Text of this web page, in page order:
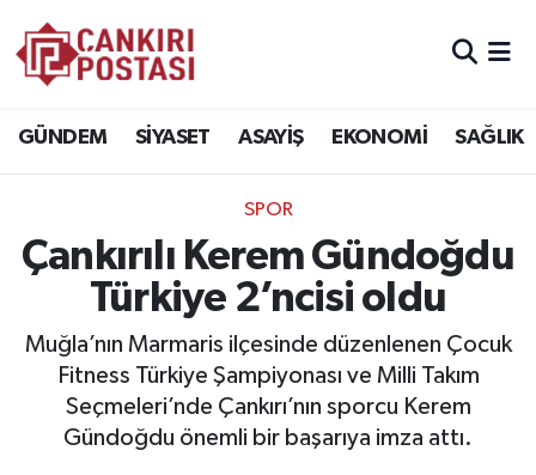
GÜNDEM SİYASET ASAYİŞ EKONOMİ SAĞLIK
SPOR
Çankırılı Kerem Gündoğdu
Türkiye 2’ncisi oldu
Muğla’nın Marmaris ilçesinde düzenlenen Çocuk
Fitness Türkiye Şampiyonası ve Milli Takım
Seçmeleri’nde Çankırı’nın sporcu Kerem
Gündoğdu önemli bir başarıya imza attı.
EKONOMİ
SAĞLIK
SPOR
EĞİTİM
Çankiri Namaz Vakitleri
Trafik Durumu
Süper Lig Puan Durumu ve Fikstür
Tüm Manşetler
Son Dakika Haberleri